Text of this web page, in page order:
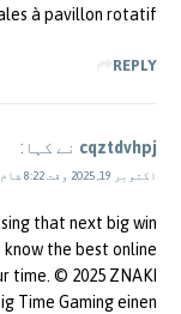
à pavillon rotatif.
REPLY
cqztdvhpj نے کہا:
اکتوبر 19, 2025 وقت 8:22 شام
that next big win
the best online
time. © 2025 ZNAKI
Time Gaming einen